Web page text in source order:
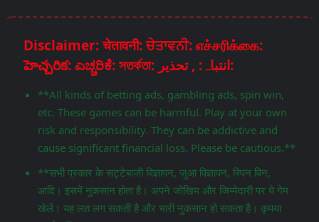
Disclaimer: चेतावनी: ਚੇਤਾਵਨੀ: எச்சரிக்கை:
హెచ్చరిక: ಎಚ್ಚರಿಕೆ: সতর্কতা: انتباہ: , تحذير:
**All kinds of betting ads, gambling ads, spin win,
etc. These games can be harmful. Play at your own
risk and responsibility. They can be addictive and
cause significant financial loss. Please be cautious.**
**सभी प्रकार के सट्टेबाजी विज्ञापन, जुआ विज्ञापन, स्पिन विन,
आदि। इसमें नुकसान होता है। अपने जोखिम और जिम्मेदारी पर ये गेम
खेलें। यह लत लग सकती है और भारी नुकसान हो सकता है। कृपया